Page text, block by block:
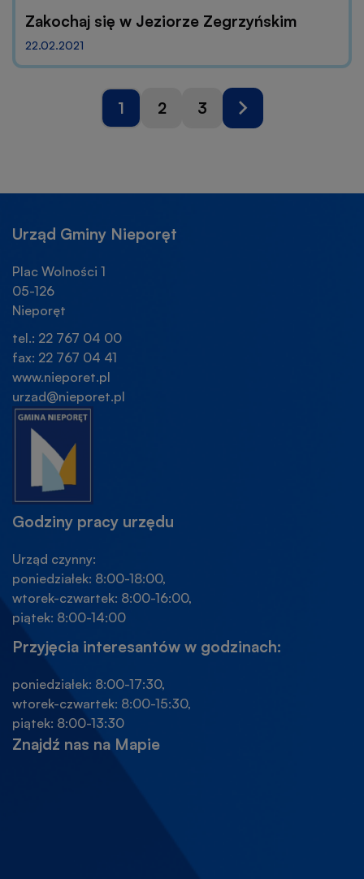
Zakochaj się w Jeziorze Zegrzyńskim
22.02.2021
Stronicowanie
Strona
1
Strona
2
Strona
3
Urząd Gminy Nieporęt
Plac Wolności 1
05-126
Nieporęt
tel.: 22 767 04 00
fax: 22 767 04 41
www.nieporet.pl
urzad@nieporet.pl
Godziny pracy urzędu
Urząd czynny:
poniedziałek: 8:00-18:00,
wtorek-czwartek: 8:00-16:00,
piątek: 8:00-14:00
Przyjęcia interesantów w godzinach:
poniedziałek: 8:00-17:30,
wtorek-czwartek: 8:00-15:30,
piątek: 8:00-13:30
Znajdź nas na Mapie